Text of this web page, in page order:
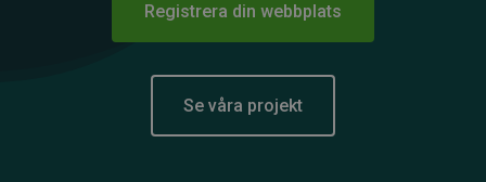
Registrera din webbplats
Se våra projekt